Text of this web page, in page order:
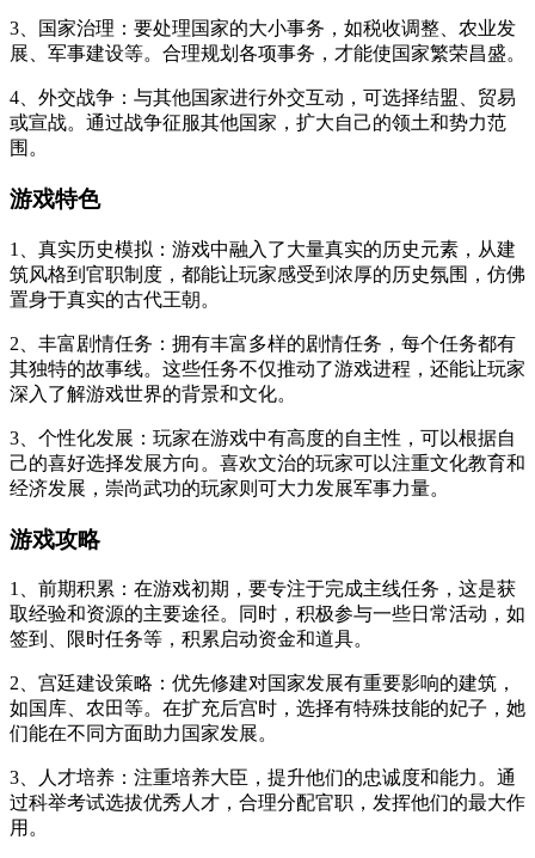
3、国家治理：要处理国家的大小事务，如税收调整、农业发
展、军事建设等。合理规划各项事务，才能使国家繁荣昌盛。
4、外交战争：与其他国家进行外交互动，可选择结盟、贸易
或宣战。通过战争征服其他国家，扩大自己的领土和势力范
围。
游戏特色
1、真实历史模拟：游戏中融入了大量真实的历史元素，从建
筑风格到官职制度，都能让玩家感受到浓厚的历史氛围，仿佛
置身于真实的古代王朝。
2、丰富剧情任务：拥有丰富多样的剧情任务，每个任务都有
其独特的故事线。这些任务不仅推动了游戏进程，还能让玩家
深入了解游戏世界的背景和文化。
3、个性化发展：玩家在游戏中有高度的自主性，可以根据自
己的喜好选择发展方向。喜欢文治的玩家可以注重文化教育和
经济发展，崇尚武功的玩家则可大力发展军事力量。
游戏攻略
1、前期积累：在游戏初期，要专注于完成主线任务，这是获
取经验和资源的主要途径。同时，积极参与一些日常活动，如
签到、限时任务等，积累启动资金和道具。
2、宫廷建设策略：优先修建对国家发展有重要影响的建筑，
如国库、农田等。在扩充后宫时，选择有特殊技能的妃子，她
们能在不同方面助力国家发展。
3、人才培养：注重培养大臣，提升他们的忠诚度和能力。通
过科举考试选拔优秀人才，合理分配官职，发挥他们的最大作
用。